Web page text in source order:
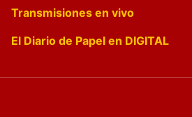
Transmisiones en vivo
El Diario de Papel en DIGITAL